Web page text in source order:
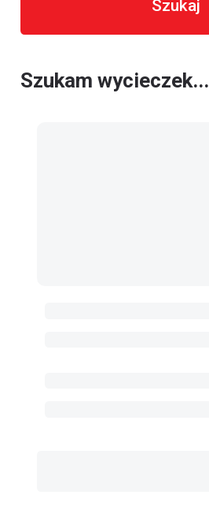
Szukaj
Szukam wycieczek...